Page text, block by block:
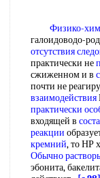
Физико-
галоидоводо-
отсутствия
практически не
сжиженном и в
почти не
взаимодействия
практически
входящей в
реакции
кремний, то НР
Обычно
эбонита,